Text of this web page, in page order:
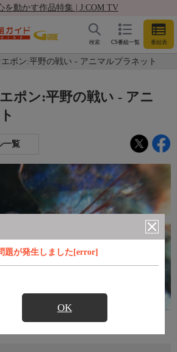
を動かす作品特集 | J:COM TV
CS番組一覧 番組表
検索
ポン:平野の戦い - アニマルプラネット
題が発生しました[error]
OK
ポン:平野の戦い - アニ
一覧